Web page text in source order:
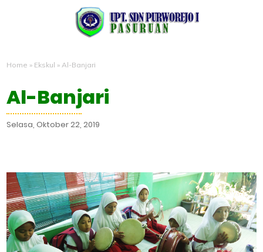
Home » Ekskul »Al-Banjari
Al-Banjari
Selasa, Oktober 22, 2019